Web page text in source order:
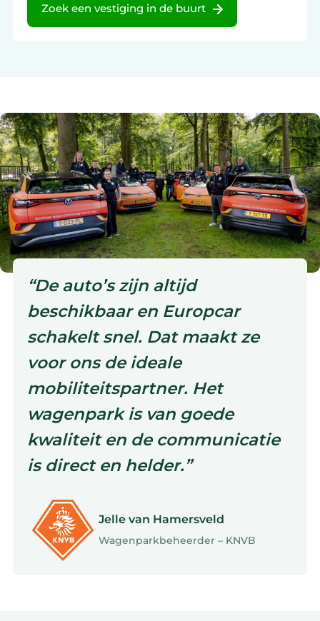
Zoek een vestiging in de buurt
“De auto’s zijn altijd
beschikbaar en Europcar
schakelt snel. Dat maakt ze
voor ons de ideale
mobiliteitspartner. Het
wagenpark is van goede
kwaliteit en de communicatie
is direct en helder.”
Jelle van Hamersveld
Wagenparkbeheerder – KNVB